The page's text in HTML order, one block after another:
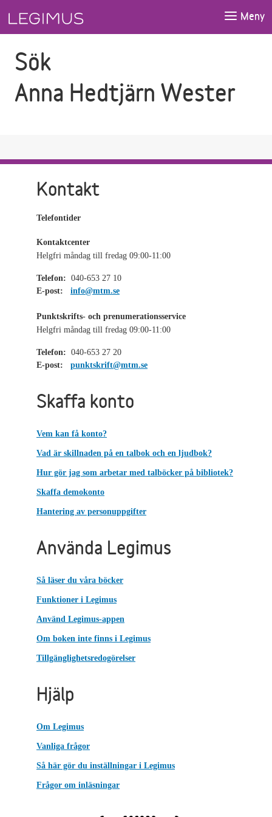
Meny
Sök
Anna Hedtjärn Wester
Kontakt
Telefontider
Kontaktcenter
Helgfri måndag till fredag 09:00-11:00
Telefon: 040-653 27 10
E-post:
info@mtm.se
Punktskrifts- och prenumerationsservice
Helgfri måndag till fredag 09:00-11:00
Telefon: 040-653 27 20
E-post:
punktskrift@mtm.se
Skaffa konto
Vem kan få konto?
Vad är skillnaden på en talbok och en ljudbok?
Hur gör jag som arbetar med talböcker på bibliotek?
Skaffa demokonto
Hantering av personuppgifter
Använda Legimus
Så läser du våra böcker
Funktioner i Legimus
Använd Legimus-appen
Om boken inte finns i Legimus
Tillgänglighetsredogörelser
Hjälp
Om Legimus
Vanliga frågor
Så här gör du inställningar i Legimus
Frågor om inläsningar